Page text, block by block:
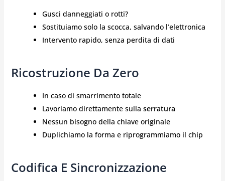
Gusci danneggiati o rotti?
Sostituiamo solo la scocca, salvando l’elettronica
Intervento rapido, senza perdita di dati
Ricostruzione Da Zero
In caso di smarrimento totale
Lavoriamo direttamente sulla serratura
Nessun bisogno della chiave originale
Duplichiamo la forma e riprogrammiamo il chip
Codifica E Sincronizzazione